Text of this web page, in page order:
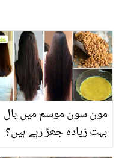
مون سون موسم میں بال
بہت زیادہ جھڑ رہے ہیں؟